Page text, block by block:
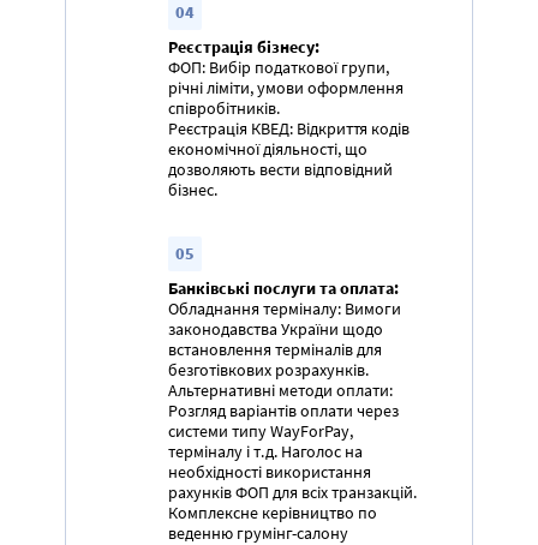
04
Реєстрація бізнесу:
ФОП: Вибір податкової групи,
річні ліміти, умови оформлення
співробітників.
Реєстрація КВЕД: Відкриття кодів
економічної діяльності, що
дозволяють вести відповідний
бізнес.
05
Банківські послуги та оплата:
Обладнання терміналу: Вимоги
законодавства України щодо
встановлення терміналів для
безготівкових розрахунків.
Альтернативні методи оплати:
Розгляд варіантів оплати через
системи типу WayForPay,
терміналу і т.д. Наголос на
необхідності використання
рахунків ФОП для всіх транзакцій.
Комплексне керівництво по
веденню грумінг-салону